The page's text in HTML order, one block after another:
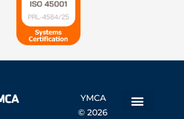
YMCA
© 2026